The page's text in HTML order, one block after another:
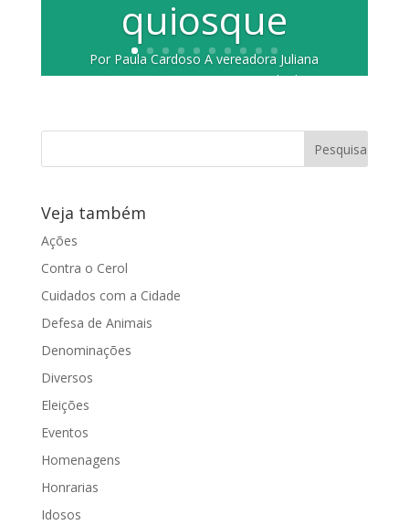
quiosque
Por Paula Cardoso A vereadora Juliana
Damus (PP) reuniu-se na tarde de
Veja também
Ações
Contra o Cerol
Cuidados com a Cidade
Defesa de Animais
Denominações
Diversos
Eleições
Eventos
Homenagens
Honrarias
Idosos